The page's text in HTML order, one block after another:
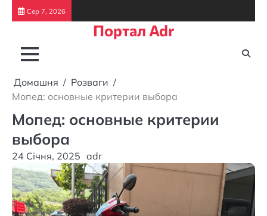
ПерейтиСер 7, 2026
Портал Adr
Домашня
Розваги
Мопед: основные критерии выбора
Мопед: основные критерии
выбора
24 Січня, 2025 adr